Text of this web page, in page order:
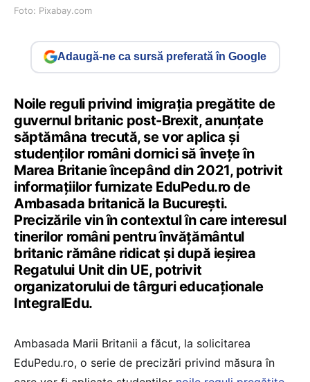
Foto: Pixabay.com
Adaugă-ne ca sursă preferată în Google
Noile reguli privind imigrația pregătite de
guvernul britanic post-Brexit, anunțate
săptămâna trecută, se vor aplica și
studenților români dornici să învețe în
Marea Britanie începând din 2021, potrivit
informațiilor furnizate EduPedu.ro de
Ambasada britanică la București.
Precizările vin în contextul în care interesul
tinerilor români pentru învățământul
britanic rămâne ridicat și după ieșirea
Regatului Unit din UE, potrivit
organizatorului de târguri educaționale
IntegralEdu.
Ambasada Marii Britanii a făcut, la solicitarea
EduPedu.ro, o serie de precizări privind măsura în